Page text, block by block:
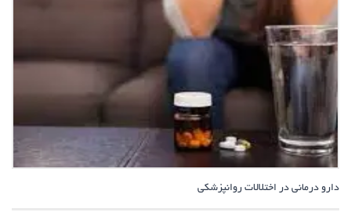
دارو درمانی در اختلالات روانپزشکی